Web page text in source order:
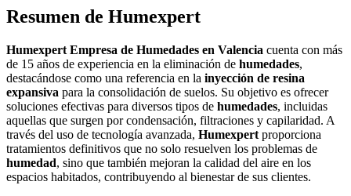
Resumen de Humexpert
Humexpert Empresa de Humedades en Valencia cuenta con más
de 15 años de experiencia en la eliminación de humedades,
destacándose como una referencia en la inyección de resina
expansiva para la consolidación de suelos. Su objetivo es ofrecer
soluciones efectivas para diversos tipos de humedades, incluidas
aquellas que surgen por condensación, filtraciones y capilaridad. A
través del uso de tecnología avanzada, Humexpert proporciona
tratamientos definitivos que no solo resuelven los problemas de
humedad, sino que también mejoran la calidad del aire en los
espacios habitados, contribuyendo al bienestar de sus clientes.